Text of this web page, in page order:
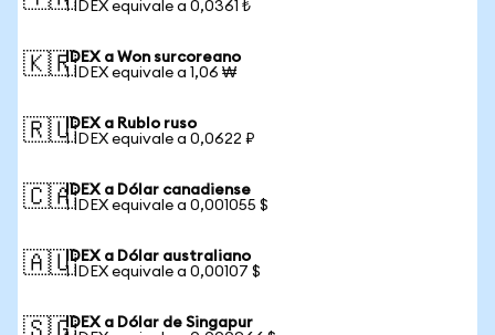
1 IDEX equivale a 0,0361 ₺
🇰🇷IDEX a Won surcoreano
1 IDEX equivale a 1,06 ₩
🇷🇺IDEX a Rublo ruso
1 IDEX equivale a 0,0622 ₽
🇨🇦IDEX a Dólar canadiense
1 IDEX equivale a 0,001055 $
🇦🇺IDEX a Dólar australiano
1 IDEX equivale a 0,00107 $
IDEX a Dólar de Singapur